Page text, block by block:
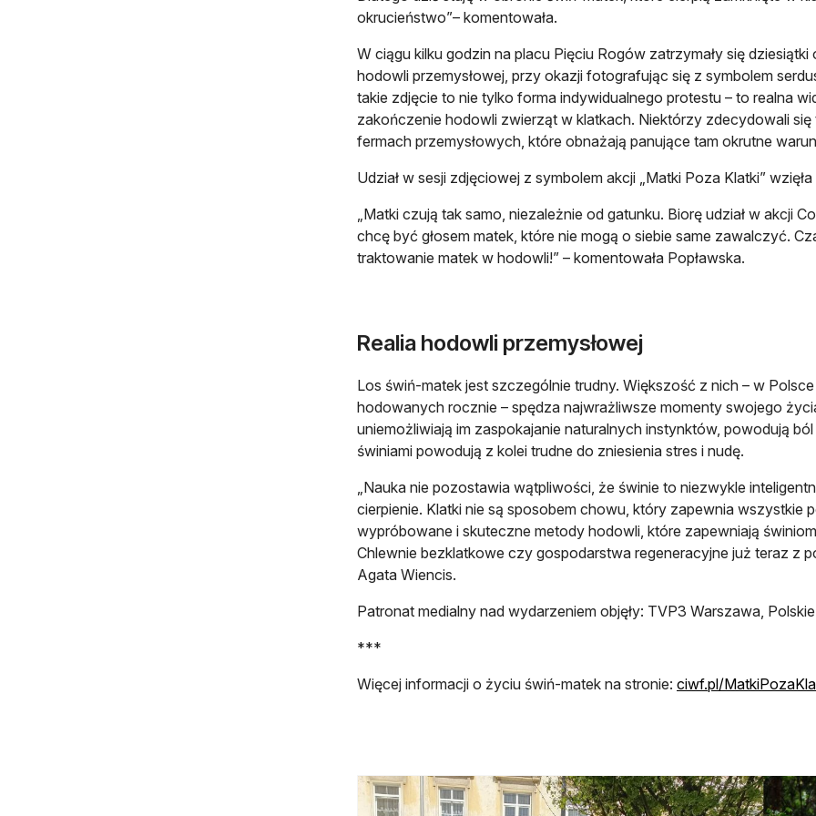
okrucieństwo”– komentowała.
W ciągu kilku godzin na placu Pięciu Rogów zatrzymały się
hodowli przemysłowej, przy okazji fotografując się z symbolem
takie zdjęcie to nie tylko forma indywidualnego protestu – to realna
zakończenie hodowli zwierząt w klatkach. Niektórzy zdecydowali
fermach przemysłowych, które obnażają panujące tam okrutne
Udział w sesji zdjęciowej z symbolem akcji „Matki Poza Klatki”
„Matki czują tak samo, niezależnie od gatunku. Biorę udział w akcji
chcę być głosem matek, które nie mogą o siebie same zawalczyć.
traktowanie matek w hodowli!” – komentowała Popławska.
Realia hodowli przemysłowej
Los świń-matek jest szczególnie trudny. Większość z nich – w
hodowanych rocznie – spędza najwrażliwsze momenty swojego
uniemożliwiają im zaspokajanie naturalnych instynktów, powodują
świniami powodują z kolei trudne do zniesienia stres i nudę.
„Nauka nie pozostawia wątpliwości, że świnie to niezwykle
cierpienie. Klatki nie są sposobem chowu, który zapewnia wszystkie
wypróbowane i skuteczne metody hodowli, które zapewniają
Chlewnie bezklatkowe czy gospodarstwa regeneracyjne już teraz z
Agata Wiencis.
Patronat medialny nad wydarzeniem objęły: TVP3 Warszawa,
***
Więcej informacji o życiu świń-matek na stronie: ciwf.pl/